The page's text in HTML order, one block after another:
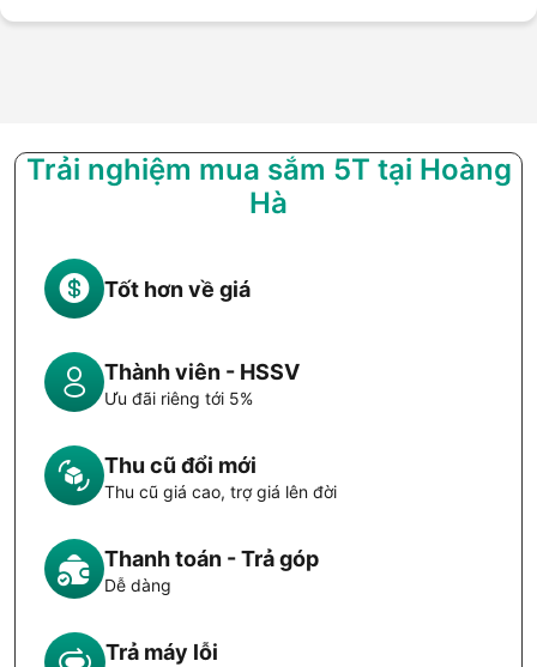
Trải nghiệm mua sắm 5T tại Hoàng
Hà
Tốt hơn về giá
Thành viên - HSSV
Ưu đãi riêng tới 5%
Thu cũ đổi mới
Thu cũ giá cao, trợ giá lên đời
Thanh toán - Trả góp
Dễ dàng
Trả máy lỗi